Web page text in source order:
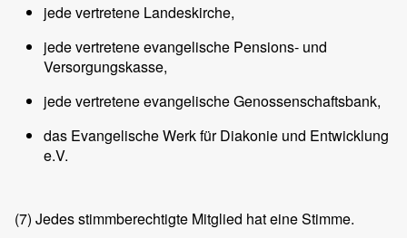
jede vertretene Landeskirche,
jede vertretene evangelische Pensions- und
Versorgungskasse,
jede vertretene evangelische Genossenschaftsbank,
das Evangelische Werk für Diakonie und Entwicklung
e.V.
(7) Jedes stimmberechtigte Mitglied hat eine Stimme.